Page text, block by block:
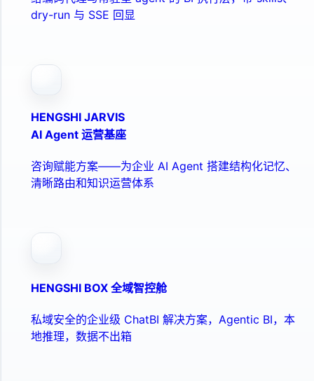
dry-run 与 SSE 回显
HENGSHI JARVIS
AI Agent 运营基座
咨询赋能方案——为企业 AI Agent 搭建结构化记忆、
清晰路由和知识运营体系
HENGSHI BOX 全域智控舱
私域安全的企业级 ChatBI 解决方案，Agentic BI，本
地推理，数据不出箱